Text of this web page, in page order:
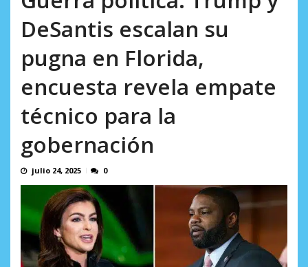
DeSantis escalan su
pugna en Florida,
encuesta revela empate
técnico para la
gobernación
julio 24, 2025 0